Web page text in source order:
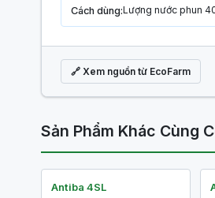
Cách dùng:Lượng nước phun
🔗 Xem nguồn từ EcoFarm
Sản Phẩm Khác Cùng
Antiba 4SL